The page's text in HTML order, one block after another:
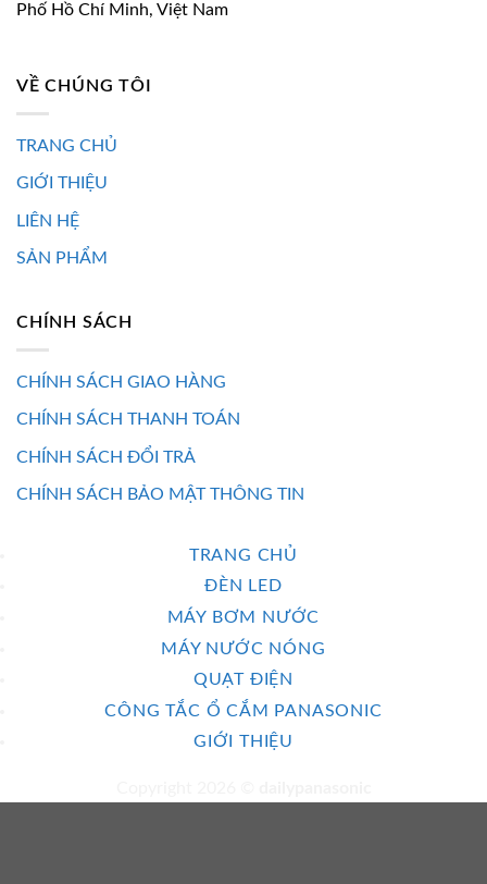
Phố Hồ Chí Minh, Việt Nam
VỀ CHÚNG TÔI
TRANG CHỦ
GIỚI THIỆU
LIÊN HỆ
SẢN PHẨM
CHÍNH SÁCH
CHÍNH SÁCH GIAO HÀNG
CHÍNH SÁCH THANH TOÁN
CHÍNH SÁCH ĐỔI TRẢ
CHÍNH SÁCH BẢO MẬT THÔNG TIN
TRANG CHỦ
ĐÈN LED
MÁY BƠM NƯỚC
MÁY NƯỚC NÓNG
QUẠT ĐIỆN
CÔNG TẮC Ổ CẮM PANASONIC
GIỚI THIỆU